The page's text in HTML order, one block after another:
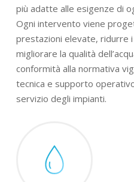
più adatte alle esigenze di
Ogni intervento viene
prestazioni elevate, ridurre
migliorare la qualità
conformità alla normativa
tecnica e supporto
servizio degli impianti.